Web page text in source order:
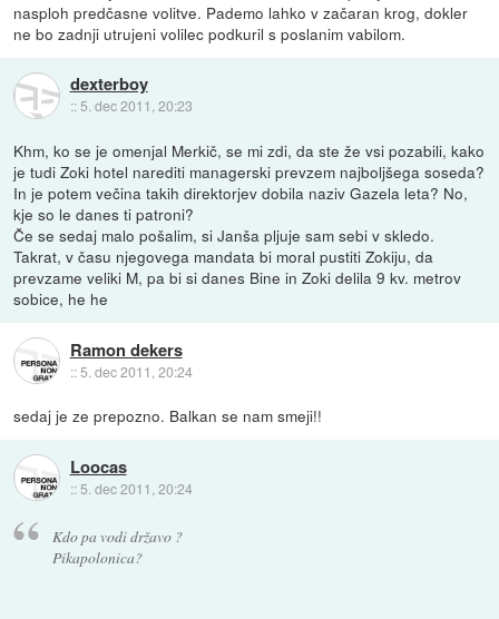
nasploh predčasne volitve. Pademo lahko v začaran krog, dokler
ne bo zadnji utrujeni volilec podkuril s poslanim vabilom.
dexterboy
:: 5. dec 2011, 20:23
Khm, ko se je omenjal Merkič, se mi zdi, da ste že vsi pozabili, kako
je tudi Zoki hotel narediti managerski prevzem najboljšega soseda?
In je potem večina takih direktorjev dobila naziv Gazela leta? No,
kje so le danes ti patroni?
Če se sedaj malo pošalim, si Janša pljuje sam sebi v skledo.
Takrat, v času njegovega mandata bi moral pustiti Zokiju, da
prevzame veliki M, pa bi si danes Bine in Zoki delila 9 kv. metrov
sobice, he he
Ramon dekers
::5. dec 2011, 20:24
sedaj je ze prepozno. Balkan se nam smeji!!
Loocas
:: 5. dec 2011, 20:24
Kdo pa vodi državo ?
Pikapolonica?